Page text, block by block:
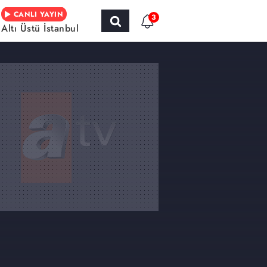
CANLI YAYIN
Altı Üstü İstanbul
3